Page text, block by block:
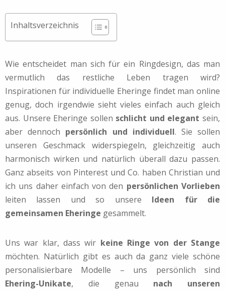
Inhaltsverzeichnis
Wie entscheidet man sich für ein Ringdesign, das man
vermutlich das restliche Leben tragen wird?
Inspirationen für individuelle Eheringe findet man online
genug, doch irgendwie sieht vieles einfach auch gleich
aus. Unsere Eheringe sollen schlicht und elegant sein,
aber dennoch persönlich und individuell. Sie sollen
unseren Geschmack widerspiegeln, gleichzeitig auch
harmonisch wirken und natürlich überall dazu passen.
Ganz abseits von Pinterest und Co. haben Christian und
ich uns daher einfach von den persönlichen Vorlieben
leiten lassen und so unsere Ideen für die
gemeinsamen Eheringe gesammelt.
Uns war klar, dass wir keine Ringe von der Stange
möchten. Natürlich gibt es auch da ganz viele schöne
personalisierbare Modelle – uns persönlich sind
Ehering-Unikate, die genau nach unseren